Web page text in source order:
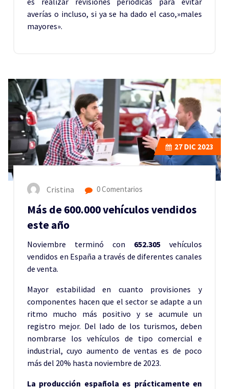
averías o incluso, si ya se ha dado el caso,»males
mayores».
27 DIC 2023
Cristina 0 Comentarios
Más de 600.000 vehículos vendidos
este año
Noviembre terminó con 652.305 vehículos
vendidos en España a través de diferentes canales
de venta.
Mayor estabilidad en cuanto provisiones y
componentes hacen que el sector se adapte a un
ritmo mucho más positivo y se acumule un
registro mejor. Del lado de los turismos, deben
nombrarse los vehículos de tipo comercial e
industrial, cuyo aumento de ventas es de poco
más del 20% hasta noviembre de 2023.
La producción española es prácticamente en